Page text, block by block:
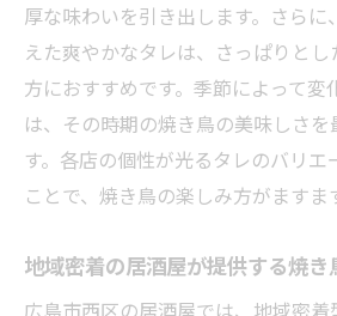
居酒屋で家族の特別な記
家族連れでも安心して楽
イント
観光客も地元の人も集まる魅
発見
地元民おすすめの穴場居
観光客に喜ばれる広島の
厚な味わいを引き出します。さらに
えた爽やかなタレは、さっぱりと
方におすすめです。季節によって変
は、その時期の焼き鳥の美味しさ
す。各店の個性が光るタレのバリエ
ことで、焼き鳥の楽しみ方がますま
地域密着の居酒屋が提供する焼き
広島市西区の居酒屋では、地域密